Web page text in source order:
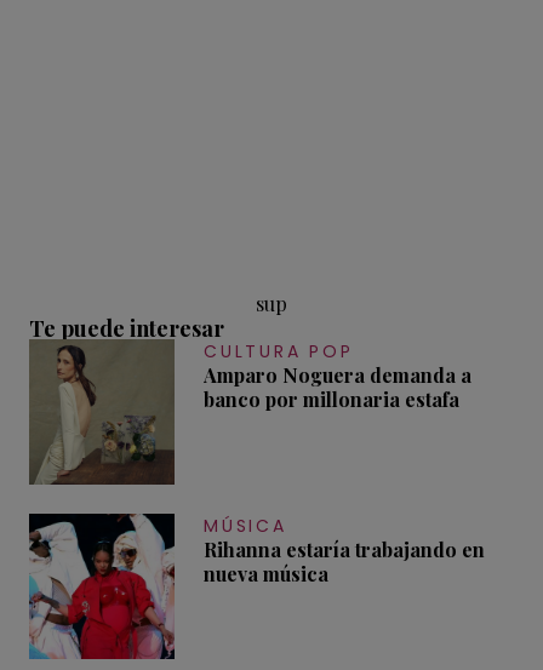
sup
Te puede interesar
CULTURA POP
Amparo Noguera demanda a
banco por millonaria estafa
MÚSICA
Rihanna estaría trabajando en
nueva música